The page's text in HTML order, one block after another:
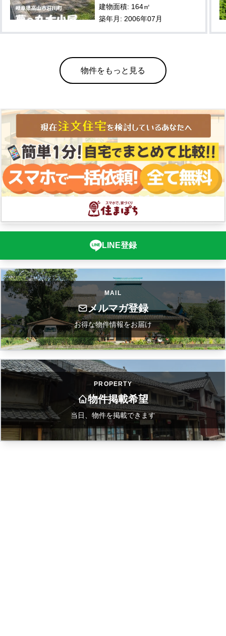
建物面積: 164㎡
築年月: 2006年07月
物件をもっと見る
LINE登録
MAIL
メルマガ登録
お得な物件情報をお届け
PROPERTY
物件掲載希望
当日、物件を掲載できます